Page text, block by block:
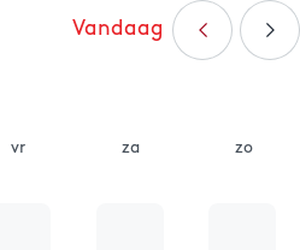
Vandaag
vr za zo